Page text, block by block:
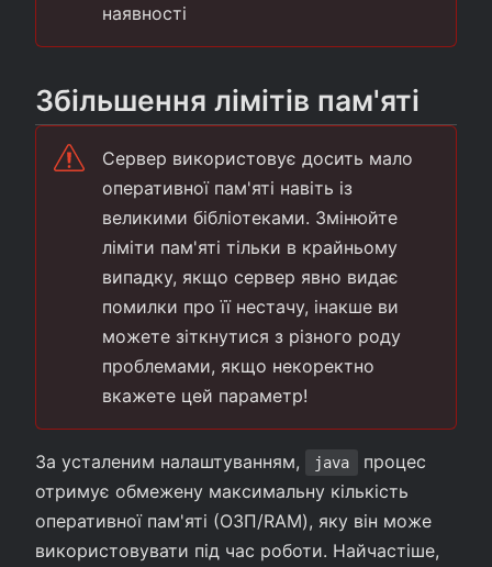
наявності
Збільшення лімітів пам'яті
Сервер використовує досить мало
оперативної пам'яті навіть із
великими бібліотеками. Змінюйте
ліміти пам'яті тільки в крайньому
випадку, якщо сервер явно видає
помилки про її нестачу, інакше ви
можете зіткнутися з різного роду
проблемами, якщо некоректно
вкажете цей параметр!
За усталеним налаштуванням, java
процес
отримує обмежену максимальну кількість
оперативної пам'яті (ОЗП/RAM), яку він може
використовувати під час роботи. Найчастіше,